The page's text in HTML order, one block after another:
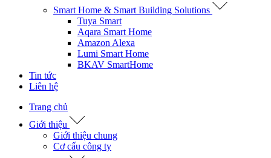
Smart Home & Smart Building Solutions
Tuya Smart
Aqara Smart Home
Amazon Alexa
Lumi Smart Home
BKAV SmartHome
Tin tức
Liên hệ
Trang chủ
Giới thiệu
Giới thiệu chung
Cơ cấu công ty